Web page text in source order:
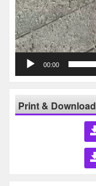
00:00
Print & Download